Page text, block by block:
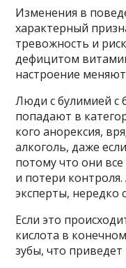
Изменения в
характерный
тревожность и
дефицитом
настроение
Люди с булимией с
попадают в
кого анорексия,
алкоголь, даже
потому что они
и потери
эксперты, нередко
Если это
кислота в
зубы, что